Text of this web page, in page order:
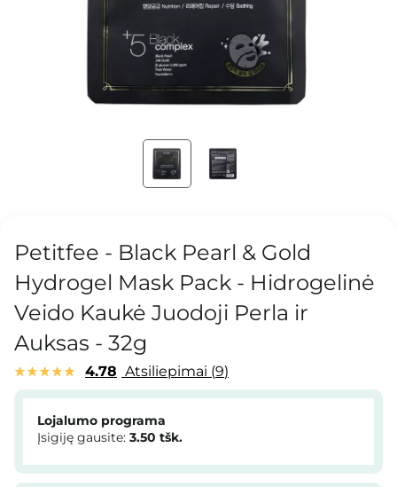
Petitfee - Black Pearl & Gold
Hydrogel Mask Pack - Hidrogelinė
Veido Kaukė Juodoji Perla ir
Auksas - 32g
4.78 Atsiliepimai 9
Lojalumo programa
Įsigiję gausite: 3.50 tšk.